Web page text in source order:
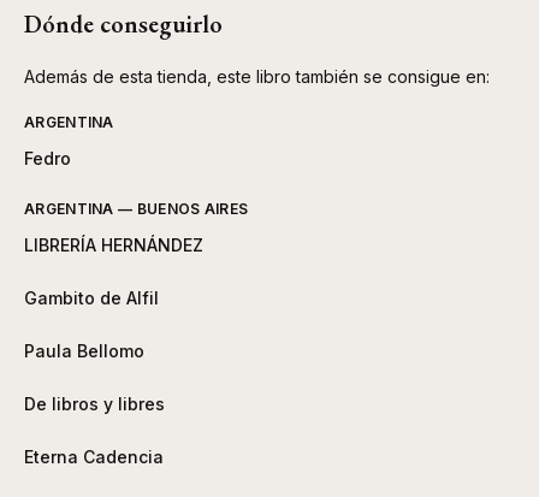
Dónde conseguirlo
Además de esta tienda, este libro también se consigue en:
ARGENTINA
Fedro
ARGENTINA — BUENOS AIRES
LIBRERÍA HERNÁNDEZ
Gambito de Alfil
Paula Bellomo
De libros y libres
Eterna Cadencia